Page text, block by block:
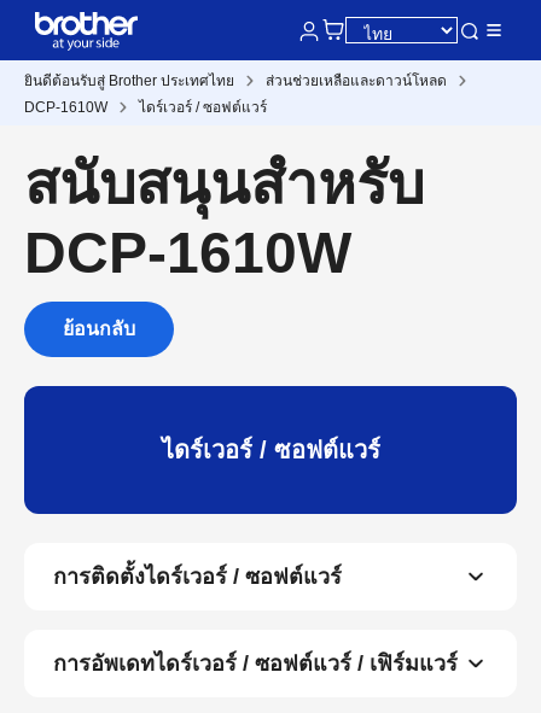
ยินดีต้อนรับสู่ Brother ประเทศไทย
ส่วนช่วยเหลือและดาวน์โหลด
DCP-1610W
ไดร์เวอร์ / ซอฟต์แวร์
สนับสนุนสำหรับ
DCP-1610W
ย้อนกลับ
ไดร์เวอร์ / ซอฟต์แวร์
การติดตั้งไดร์เวอร์ / ซอฟต์แวร์
การอัพเดทไดร์เวอร์ / ซอฟต์แวร์ / เฟิร์มแวร์